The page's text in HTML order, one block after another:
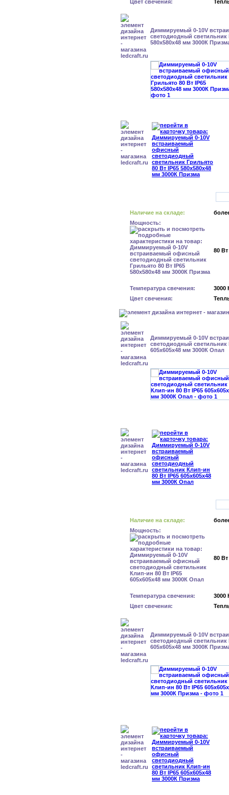
Цвет свечения:
Диммируемый 0-10V
светодиодный светильник
580x580x48 мм 3000К
Наличие на складе:
Мощность:
80 Вт
Температура свечения:
3000
Цвет свечения:
Диммируемый 0-10V
светодиодный светильник
605x605x48 мм 3000К Опал
Наличие на складе:
Мощность:
80 Вт
Температура свечения:
3000
Цвет свечения:
Диммируемый 0-10V
светодиодный светильник
605x605x48 мм 3000К